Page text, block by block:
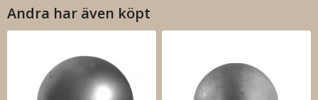
Andra har även köpt